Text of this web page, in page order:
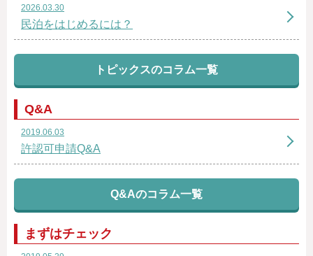
2026.03.30
民泊をはじめるには？
トピックスのコラム一覧
Q&A
2019.06.03
許認可申請Q&A
Q&Aのコラム一覧
まずはチェック